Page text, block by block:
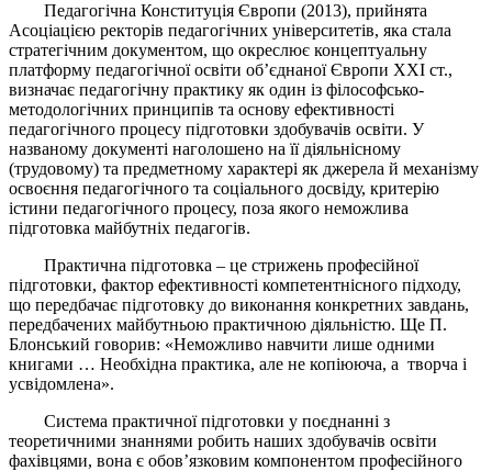
Педагогічна Конституція Європи (2013), прийнята
Асоціацією ректорів педагогічних університетів, яка стала
стратегічним документом, що окреслює концептуальну
платформу педагогічної освіти об’єднаної Європи ХХІ ст.,
визначає педагогічну практику як один із філософсько-
методологічних принципів та основу ефективності
педагогічного процесу підготовки здобувачів освіти. У
названому документі наголошено на її діяльнісному
(трудовому) та предметному характері як джерела й механізму
освоєння педагогічного та соціального досвіду, критерію
істини педагогічного процесу, поза якого неможлива
підготовка майбутніх педагогів.
Практична підготовка – це стрижень професійної
підготовки, фактор ефективності компетентнісного підходу,
що передбачає підготовку до виконання конкретних завдань,
передбачених майбутньою практичною діяльністю. Ще П.
Блонський говорив: «Неможливо навчити лише одними
книгами … Необхідна практика, але не копіююча, а творча і
усвідомлена».
Система практичної підготовки у поєднанні з
теоретичними знаннями робить наших здобувачів освіти
фахівцями, вона є обов’язковим компонентом професійного